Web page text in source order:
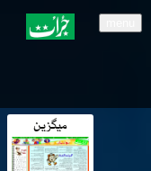
میگزین